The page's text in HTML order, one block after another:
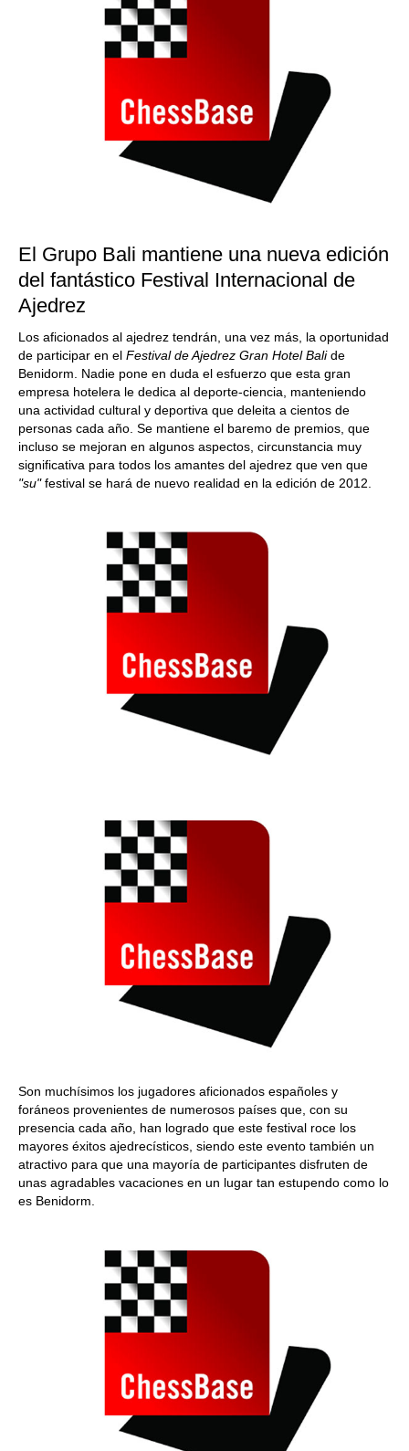
El Grupo Bali mantiene una nueva edición
del fantástico Festival Internacional de
Ajedrez
Los aficionados al ajedrez tendrán, una vez más, la oportunidad
de participar en el Festival de Ajedrez Gran Hotel Balide
Benidorm. Nadie pone en duda el esfuerzo que esta gran
empresa hotelera le dedica al deporte-ciencia, manteniendo
una actividad cultural y deportiva que deleita a cientos de
personas cada año. Se mantiene el baremo de premios, que
incluso se mejoran en algunos aspectos, circunstancia muy
significativa para todos los amantes del ajedrez que ven que
"su"festival se hará de nuevo realidad en la edición de 2012.
Son muchísimos los jugadores aficionados españoles y
foráneos provenientes de numerosos países que, con su
presencia cada año, han logrado que este festival roce los
mayores éxitos ajedrecísticos, siendo este evento también un
atractivo para que una mayoría de participantes disfruten de
unas agradables vacaciones en un lugar tan estupendo como lo
es Benidorm.